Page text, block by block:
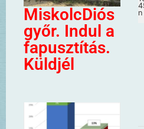
MiskolcDiós
győr. Indul a
fapusztítás.
Küldjél